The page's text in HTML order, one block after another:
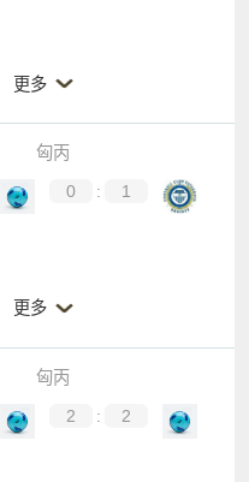
更多
匈丙
0 :
1
更多
匈丙
2 :
2